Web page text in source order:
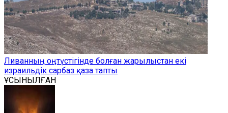
Ливанның оңтүстігінде болған жарылыстан екі
израильдік сарбаз қаза тапты
ҰСЫНЫЛҒАН